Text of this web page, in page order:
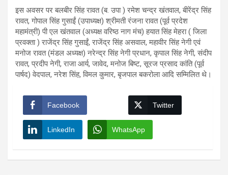
इस अवसर पर बलबीर सिंह रावत (ब. उपा ) रमेश चन्द्र खंतवाल, बीरेंद्र सिंह
रावत, गोपाल सिंह गुसाईं (उपाध्यक्ष) श्रीमती रंजना रावत (पूर्व प्रदेश
महामंत्री) पी एल खंतवाल (अध्यक्ष वरिष्ठ नाग मंच) हयात सिंह मेहरा ( जिला
प्रवक्ता ) राजेंद्र सिंह गुसाईं, राजेंद्र सिंह असवाल, महावीर सिंह नेगी एवं
मनोज रावत (मंडल अध्यक्ष) नरेन्द्र सिंह नेगी प्रधान, कृपाल सिंह नेगी, संदीप
रावत, प्रदीप नेगी, राजा आर्य, जावेद, मनोज बिष्ट, सूरज प्रसाद कांति (पूर्व
पार्षद) वेदपाल, नरेश सिंह, विमल कुमार, बृजपाल बकरोला आदि सम्मिलित थे।
Facebook Twitter
LinkedIn WhatsApp